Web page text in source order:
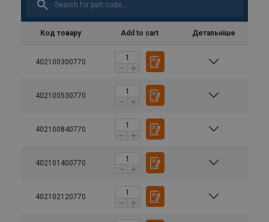
Код товару Add to cart Детальніше
402100300770
402100530770
402100840770
402101400770
402102120770